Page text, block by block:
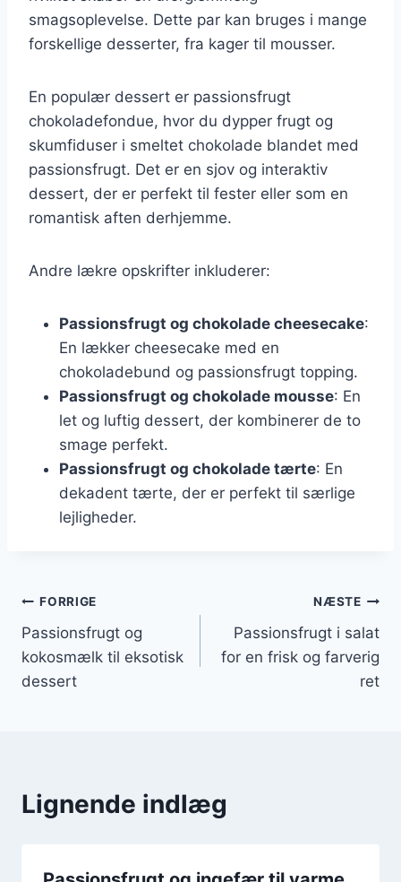
smagsoplevelse. Dette par kan bruges i mange
forskellige desserter, fra kager til mousser.
En populær dessert er passionsfrugt
chokoladefondue, hvor du dypper frugt og
skumfiduser i smeltet chokolade blandet med
passionsfrugt. Det er en sjov og interaktiv
dessert, der er perfekt til fester eller som en
romantisk aften derhjemme.
Andre lækre opskrifter inkluderer:
Passionsfrugt og chokolade cheesecake:
En lækker cheesecake med en
chokoladebund og passionsfrugt topping.
Passionsfrugt og chokolade mousse: En
let og luftig dessert, der kombinerer de to
smage perfekt.
Passionsfrugt og chokolade tærte: En
dekadent tærte, der er perfekt til særlige
lejligheder.
Indlægsnavigation
FORRIGE
Passionsfrugt og
kokosmælk til eksotisk
dessert
NÆSTE
Passionsfrugt i salat
for en frisk og farverig
ret
Lignende indlæg